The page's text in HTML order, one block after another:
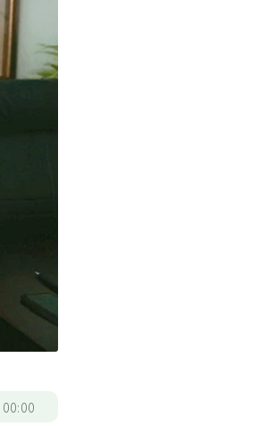
00:00